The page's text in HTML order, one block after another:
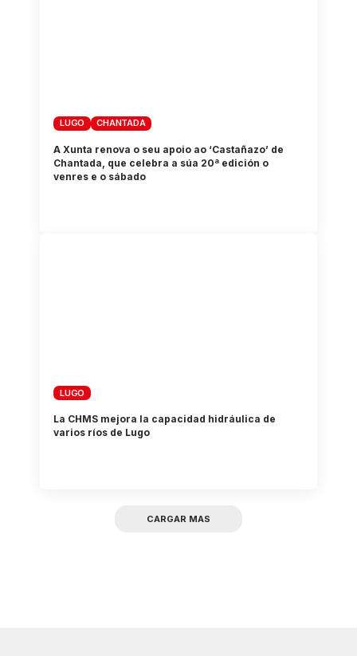
LUGO CHANTADA
A Xunta renova o seu apoio ao ‘Castañazo’ de
Chantada, que celebra a súa 20ª edición o
venres e o sábado
LUGO
La CHMS mejora la capacidad hidráulica de
varios ríos de Lugo
CARGAR MAS